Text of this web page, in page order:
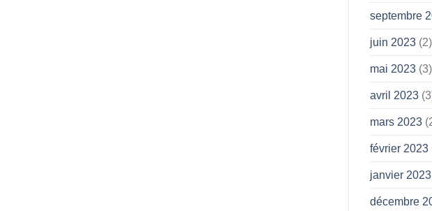
septembre
juin 2023(2)
mai 2023(3)
avril 2023
mars 2023
février 2023
janvier 2023
décembre